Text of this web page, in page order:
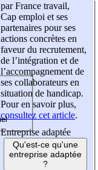
par France travail,
Cap emploi et ses
partenaires pour ses
actions concrètes en
faveur du recrutement,
de l’intégration et de
l’accompagnement de
ses collaborateurs en
situation de handicap.
Pour en savoir plus,
consultez cet article.
Entreprise adaptée
Qu'est-ce qu'une
entreprise adaptée
?